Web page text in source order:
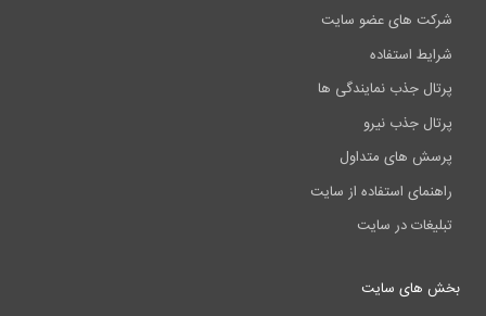
شرکت های عضو سایت
شرایط استفاده
پرتال جذب نمایندگی ها
پرتال جذب نیرو
پرسش های متداول
راهنمای استفاده از سایت
تبلیغات در سایت
بخش های سایت